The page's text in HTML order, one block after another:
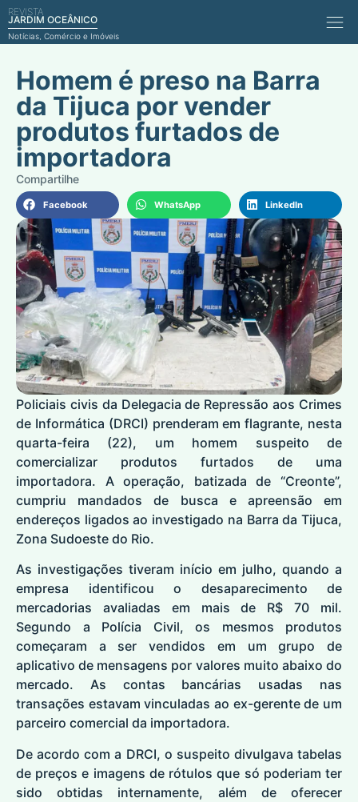
REVISTA
JARDIM OCEÂNICO
Notícias, Comércio e Imóveis
Homem é preso na Barra
da Tijuca por vender
produtos furtados de
importadora
Facebook WhatsApp LinkedIn
Policiais civis da Delegacia de Repressão aos Crimes
de Informática (DRCI) prenderam em flagrante, nesta
quarta-feira (22), um homem suspeito de
comercializar produtos furtados de uma
importadora. A operação, batizada de “Creonte”,
cumpriu mandados de busca e apreensão em
endereços ligados ao investigado na Barra da Tijuca,
Zona Sudoeste do Rio.
As investigações tiveram início em julho, quando a
empresa identificou o desaparecimento de
mercadorias avaliadas em mais de R$ 70 mil.
Segundo a Polícia Civil, os mesmos produtos
começaram a ser vendidos em um grupo de
aplicativo de mensagens por valores muito abaixo do
mercado. As contas bancárias usadas nas
transações estavam vinculadas ao ex-gerente de um
parceiro comercial da importadora.
De acordo com a DRCI, o suspeito divulgava tabelas
de preços e imagens de rótulos que só poderiam ter
sido obtidas internamente, além de oferecer